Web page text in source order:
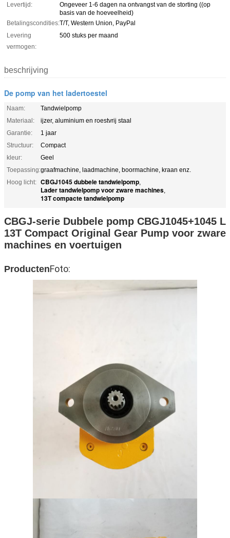
Levertijd:
Ongeveer 1-6 dagen na ontvangst van de storting ((op
basis van de hoeveelheid)
Betalingscondities:T/T, Western Union, PayPal
Levering
vermogen:
500 stuks per maand
beschrijving
De pomp van het ladertoestel
Naam:
Tandwielpomp
Materiaal:
ijzer, aluminium en roestvrij staal
Garantie:
1 jaar
Structuur:
Compact
kleur:
Geel
Toepassing:graafmachine, laadmachine, boormachine, kraan enz.
Hoog licht: CBGJ1045 dubbele tandwielpomp,
Lader tandwielpomp voor zware machines,
13T compacte tandwielpomp
CBGJ-serie Dubbele pomp CBGJ1045+1045 L
13T Compact Original Gear Pump voor zware
machines en voertuigen
ProductenFoto: